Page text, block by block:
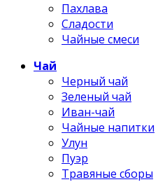
Пахлава
Сладости
Чайные смеси
Чай
Черный чай
Зеленый чай
Иван-чай
Чайные напитки
Улун
Пуэр
Травяные сборы